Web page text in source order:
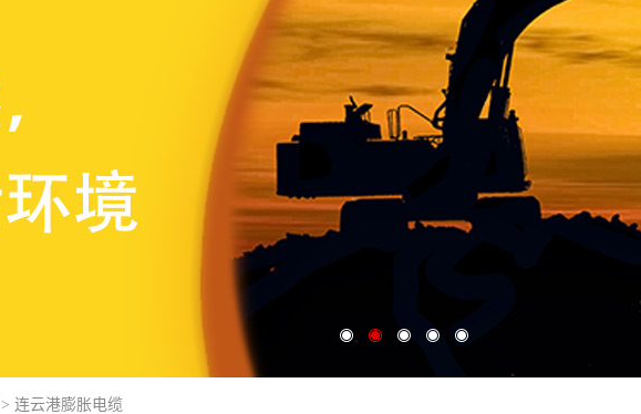
> 连云港膨胀电缆